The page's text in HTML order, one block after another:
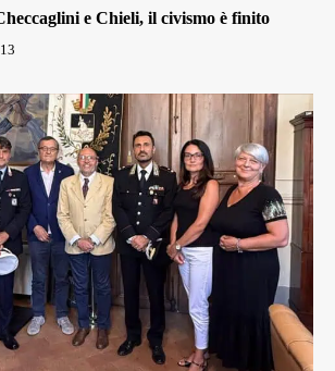
e Chieli, il civismo è finito